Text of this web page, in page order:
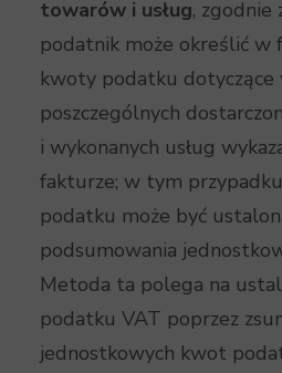
towarów i usług, zgodnie
podatnik może określić w
kwoty podatku dotyczące
poszczególnych
i wykonanych usług
fakturze; w tym
podatku może być
podsumowania
Metoda ta polega na
podatku VAT poprzez
jednostkowych kwot